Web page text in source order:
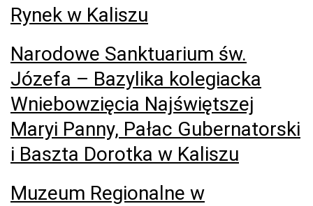
Rynek w Kaliszu
Narodowe Sanktuarium św.
Józefa – Bazylika kolegiacka
Wniebowzięcia Najświętszej
Maryi Panny, Pałac Gubernatorski
i Baszta Dorotka w Kaliszu
Muzeum Regionalne w